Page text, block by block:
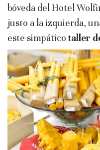
bóveda del Hotel
justo a la izquierda,
este simpáticotaller